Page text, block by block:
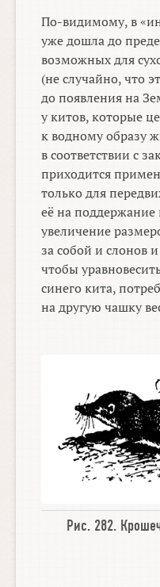
По-видимому, в
уже дошла до
возможных для
(не случайно, что
до появления на
у китов, которые
к водному образу
в соответствии с
приходится
только для
её на поддержание
увеличение
за собой и слонов
чтобы
синего кита,
на другую чашку
Рис. 282.